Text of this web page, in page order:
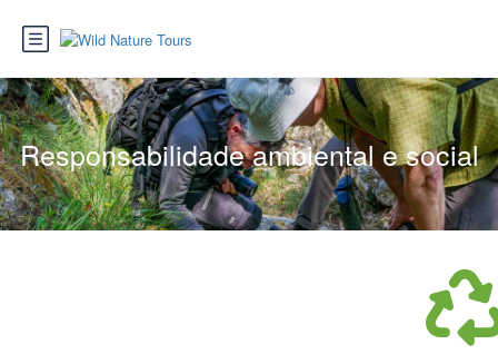
Responsabilidade ambiental e social